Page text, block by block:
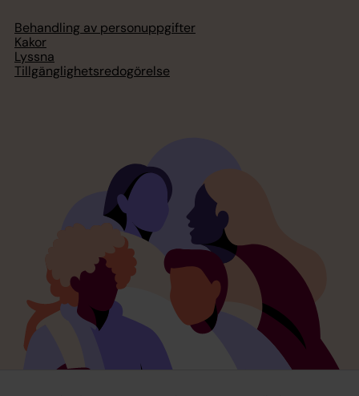
Behandling av personuppgifter
Kakor
Lyssna
Tillgänglighetsredogörelse